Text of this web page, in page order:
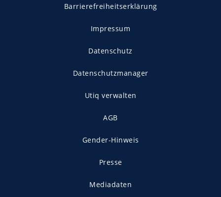
Barrierefreiheitserklärung
Impressum
Datenschutz
Datenschutzmanager
Utiq verwalten
AGB
Gender-Hinweis
Presse
Mediadaten